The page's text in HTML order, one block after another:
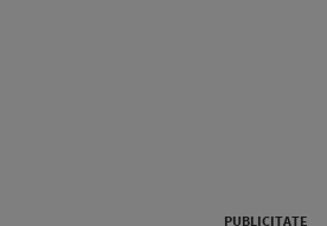
PUBLICITATE